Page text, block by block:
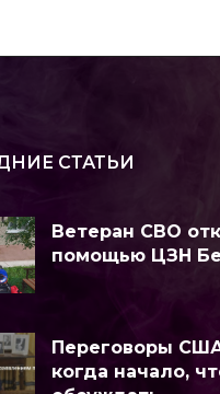
СТАТЬИ
Ветеран СВО
помощью ЦЗН
Переговоры
когда начало,